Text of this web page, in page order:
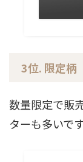
3位. 限定柄
数量限定で販
ターも多いです